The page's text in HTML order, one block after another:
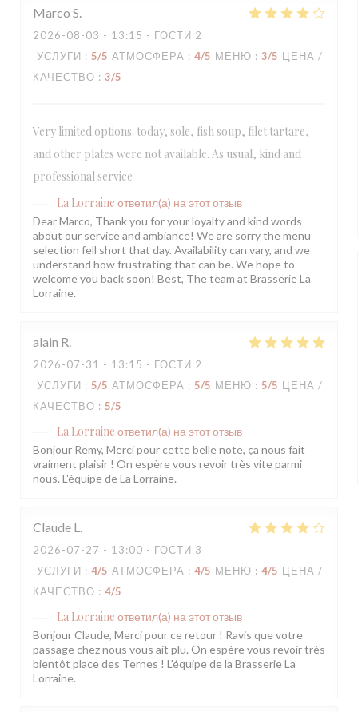
Marco S
2026-08-03 - 13:15 - ГОСТИ 2
УСЛУГИ : 5/5 АТМОСФЕРА : 4/5 МЕНЮ : 3/5 ЦЕНА /
КАЧЕСТВО : 3/5
Very limited options: today, sole, fish soup, filet tartare,
and other plates were not available. As usual, kind and
professional service
La Lorraine ответил(а) на этот отзыв
Dear Marco, Thank you for your loyalty and kind words
about our service and ambiance! We are sorry the menu
selection fell short that day. Availability can vary, and we
understand how frustrating that can be. We hope to
welcome you back soon! Best, The team at Brasserie La
Lorraine.
alain R
2026-07-31 - 13:15 - ГОСТИ 2
УСЛУГИ : 5/5 АТМОСФЕРА : 5/5 МЕНЮ : 5/5 ЦЕНА /
КАЧЕСТВО : 5/5
La Lorraine ответил(а) на этот отзыв
Bonjour Remy, Merci pour cette belle note, ça nous fait
vraiment plaisir ! On espère vous revoir très vite parmi
nous. L'équipe de La Lorraine.
Claude L
2026-07-27 - 13:00 - ГОСТИ 3
УСЛУГИ : 4/5 АТМОСФЕРА : 4/5 МЕНЮ : 4/5 ЦЕНА /
КАЧЕСТВО : 4/5
La Lorraine ответил(а) на этот отзыв
Bonjour Claude, Merci pour ce retour ! Ravis que votre
passage chez nous vous ait plu. On espère vous revoir très
bientôt place des Ternes ! L'équipe de la Brasserie La
Lorraine.